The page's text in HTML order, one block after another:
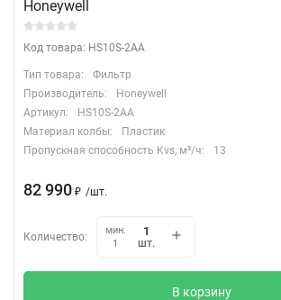
Honeywell
Код товара: HS10S-2AA
Тип товара:
Фильтр
Производитель:
Honeywell
Артикул:
HS10S-2AA
Материал колбы:
Пластик
Пропускная способность Kvs, м³/ч:
13
82 990 ₽ /шт.
Количество:
мин.
1
шт.
В корзину